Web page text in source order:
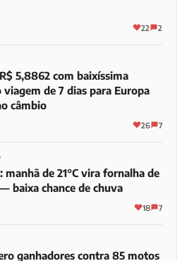
22 2
5,8862 com baixíssima
de 7 dias para Europa
câmbio
26 7
de 21°C vira fornalha de
baixa chance de chuva
18 7
ganhadores contra 85 motos